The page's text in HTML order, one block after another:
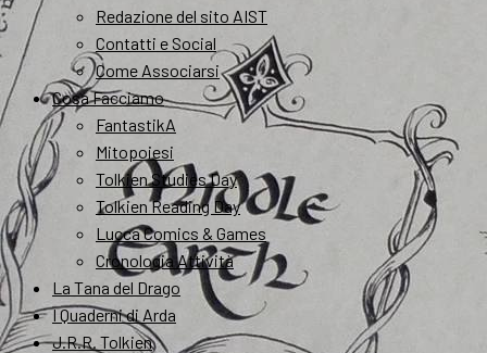
Redazione del sito AIST
Contatti e Social
Come Associarsi
Cosa Facciamo
FantastikA
Mitopoiesi
Tolkien Studies Day
Tolkien Reading Day
Lucca Comics & Games
Cronologia Attività
La Tana del Drago
I Quaderni di Arda
J.R.R. Tolkien